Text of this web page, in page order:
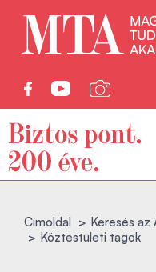
Címoldal
Keresés az
Köztestületi tagok